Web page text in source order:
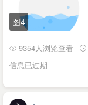
图4
9354人浏览查看
信息已过期